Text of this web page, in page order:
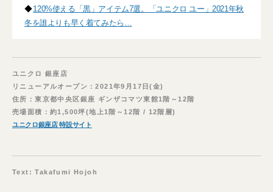
◆120%使える「黒」アイテム7選。「ユニクロ ユー」2021年秋
冬を誰よりも早く着てみたら…
ユニクロ 銀座店
リニューアルオープン：2021年9月17日(金)
住所：東京都中央区銀座 ギンザコマツ東館1階～12階
売場面積：約1,500坪(地上1階～12階 / 12階層)
ユニクロ銀座店 特設サイト
Text: Takafumi Hojoh